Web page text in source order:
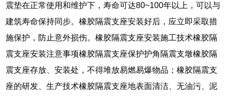
震垫在正常使用和维护下，寿命可达80~100年以上，可以与
建筑寿命保持同步。橡胶隔震支座安装好后，应立即采取措
施保护，防止意外损伤。橡胶隔震支座安装施工技术橡胶隔
震支座安装注意事项橡胶隔震支座保护护角隔震支墩橡胶隔
震支座存放、安装处，不得堆放易燃易爆物品；橡胶隔震支
座的研发、生产技术橡胶隔震支座地表面清洁、无油污、泥